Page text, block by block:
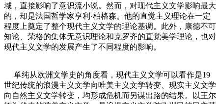
域，直接影响了意识流小说。然而，对现代主义文学影响最大
的，却是法国哲学家亨利·柏格森。他的直觉主义理论在一定
程度上奠定了整个现代主义文学的理论基调。此外，康德不可
知论、荣格的集体无意识理论和克罗齐的直觉美学理论，也对
现代主义文学的发展产生了不同程度的影响。
单纯从欧洲文学史的角度看，现代主义文学可以看作是19
世纪传统的浪漫主义文学向唯美主义文学转变、现实主义文学
向自然主义文学转变，均形成危机而另谋出路的结果。以王尔